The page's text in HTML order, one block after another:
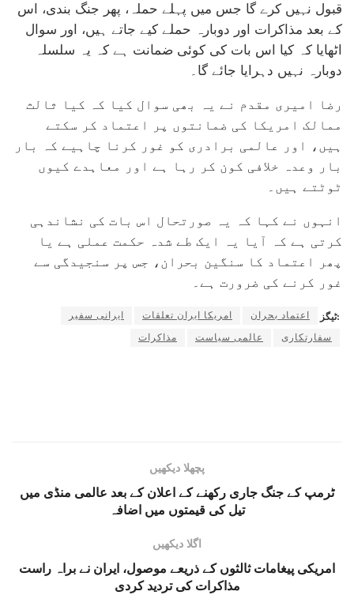
قبول نہیں کرے گا جس میں پہلے حملہ، پھر جنگ بندی، اس
کے بعد مذاکرات اور دوبارہ حملے کیے جاتے ہیں، اور سوال
اٹھایا کہ کیا اس بات کی کوئی ضمانت ہے کہ یہ سلسلہ
دوبارہ نہیں دہرایا جائے گا۔
رضا امیری مقدم نے یہ بھی سوال کیا کہ کیا ثالث
ممالک امریکا کی ضمانتوں پر اعتماد کر سکتے
ہیں، اور عالمی برادری کو غور کرنا چاہیے کہ بار
بار وعدہ خلافی کون کر رہا ہے اور معاہدے کیوں
ٹوٹتے ہیں۔
انہوں نے کہا کہ یہ صورتحال اس بات کی نشاندہی
کرتی ہے کہ آیا یہ ایک طے شدہ حکمت عملی ہے یا
پھر اعتماد کا سنگین بحران، جس پر سنجیدگی سے
غور کرنے کی ضرورت ہے۔
ٹیگز: اعتماد بحران امریکا ایران تعلقات
ایرانی سفیر
سفارتکاری
عالمی سیاست مذاکرات
پچھلا دیکھیں
ٹرمپ کے جنگ جاری رکھنے کے اعلان کے بعد عالمی منڈی میں
تیل کی قیمتوں میں اضافہ
اگلا دیکھیں
امریکی پیغامات ثالثوں کے ذریعے موصول، ایران نے براہ راست
مذاکرات کی تردید کردی